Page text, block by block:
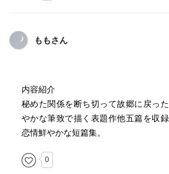
ももさん
内容紹介
秘めた関係を断ち切って故郷に戻っ
やかな筆致で描く表題作他五篇を収
恋情鮮やかな短篇集。
0